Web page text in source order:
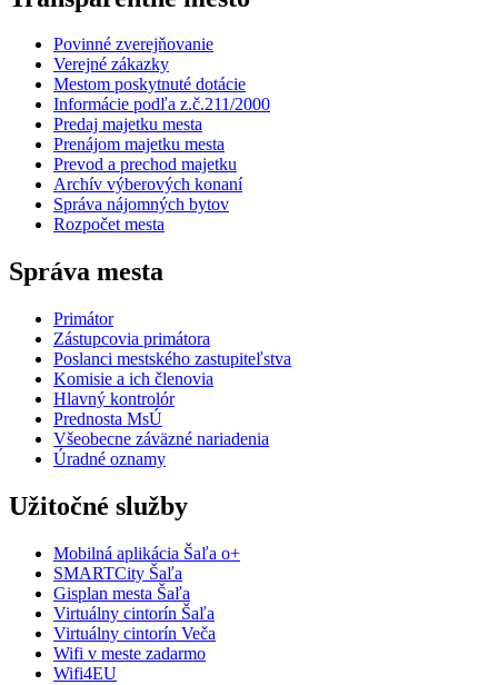
Povinné zverejňovanie
Verejné zákazky
Mestom poskytnuté dotácie
Informácie podľa z.č.211/2000
Predaj majetku mesta
Prenájom majetku mesta
Prevod a prechod majetku
Archív výberových konaní
Správa nájomných bytov
Rozpočet mesta
Správa mesta
Primátor
Zástupcovia primátora
Poslanci mestského zastupiteľstva
Komisie a ich členovia
Hlavný kontrolór
Prednosta MsÚ
Všeobecne záväzné nariadenia
Úradné oznamy
Užitočné služby
Mobilná aplikácia Šaľa o+
SMARTCity Šaľa
Gisplan mesta Šaľa
Virtuálny cintorín Šaľa
Virtuálny cintorín Veča
Wifi v meste zadarmo
Wifi4EU